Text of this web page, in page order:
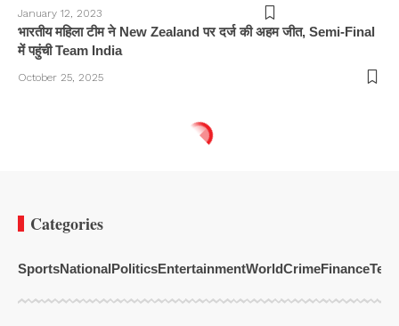
January 12, 2023
भारतीय महिला टीम ने New Zealand पर दर्ज की अहम जीत, Semi-Final
में पहुंची Team India
October 25, 2025
Categories
SportsNationalPoliticsEntertainmentWorldCrimeFinance